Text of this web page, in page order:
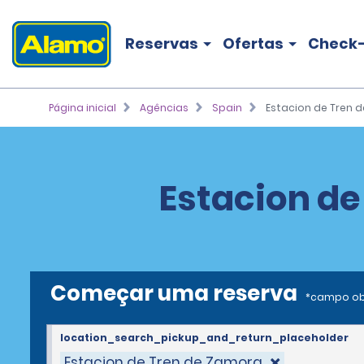
Reservas Ofertas
Página inicial Agências Spain Estacion de Tren
Estacion
Começar uma reserva *campo
location_search_pickup_and_return_placeholder